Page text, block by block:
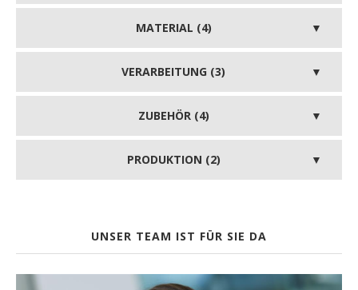
MATERIAL (4)
VERARBEITUNG (3)
ZUBEHÖR (4)
PRODUKTION (2)
UNSER TEAM IST FÜR SIE DA